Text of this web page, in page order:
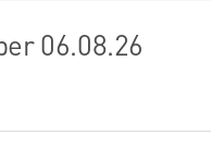
06.08.26